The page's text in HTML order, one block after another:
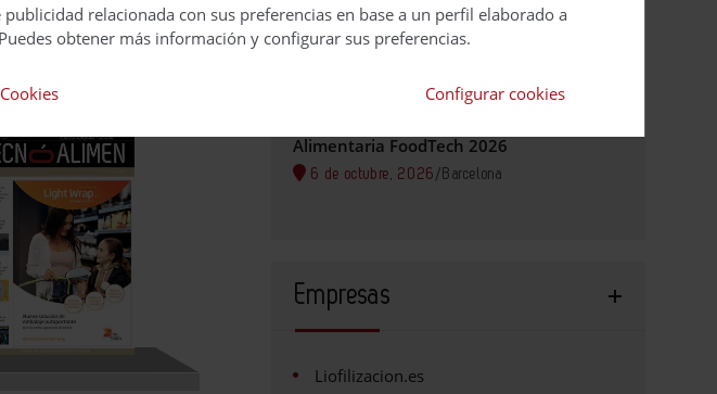
29 de septiembre, 2026/ Valencia
29 de septiembre, 2026/Bilbao Exhibition Centre
Alimentaria FoodTech 2026
6 de octubre, 2026 / Barcelona
Empresas
Liofilizacion.es
relacionada con sus preferencias en base a un perfil elaborado a
obtener más información y configurar sus preferencias.
Configurar cookies